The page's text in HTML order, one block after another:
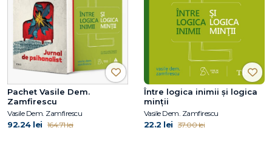
Pachet Vasile Dem.
Zamfirescu
Vasile Dem. Zamfirescu
92.24 lei 164.71 lei
Între logica inimii şi logica
minţii
Vasile Dem. Zamfirescu
22.2 lei 37.00 lei